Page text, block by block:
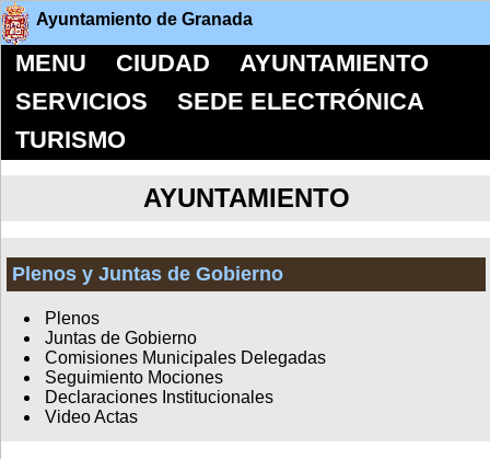
Ayuntamiento de Granada
MENU CIUDAD
AYUNTAMIENTO
SERVICIOS
SEDE ELECTRÓNICA
TURISMO
AYUNTAMIENTO
Plenos y Juntas de Gobierno
Plenos
Juntas de Gobierno
Comisiones Municipales Delegadas
Seguimiento Mociones
Declaraciones Institucionales
Video Actas